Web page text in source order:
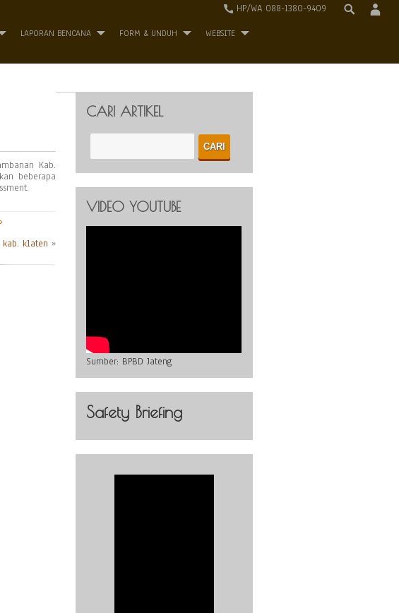
HP/WA 088-1380-9409
LAPORAN BENCANA FORM & UNDUH WEBSITE
Kab.
beberapa
klaten »
CARI ARTIKEL
VIDEO YOUTUBE
Sumber: BPBD Jateng
Safety Briefing